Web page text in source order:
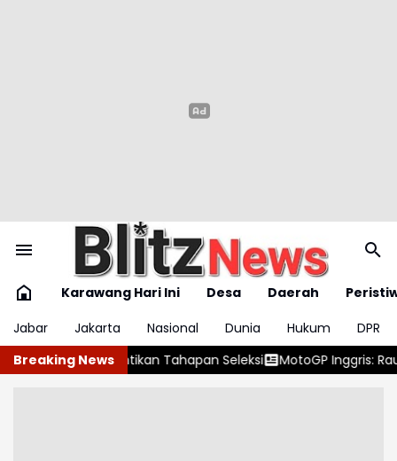
Karawang Hari Ini Desa Daerah
Jabar
Jakarta Nasional Dunia Hukum
DPR
Breaking News
Seleksi MotoGP Inggris: Raul Fernandez Menang di